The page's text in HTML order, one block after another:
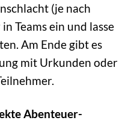
(je nach
Teams ein und lasse
Am Ende gibt es
mit Urkunden oder
Abenteuer-